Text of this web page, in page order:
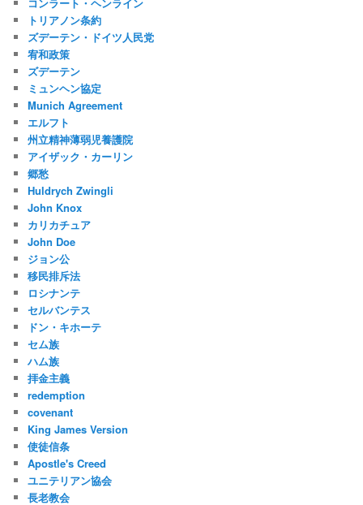
トリアノン条約
ズデーテン・ドイツ人民党
宥和政策
ズデーテン
ミュンヘン協定
Munich Agreement
エルフト
州立精神薄弱児養護院
アイザック・カーリン
郷愁
Huldrych Zwingli
John Knox
カリカチュア
John Doe
ジョン公
移民排斥法
ロシナンテ
セルバンテス
ドン・キホーテ
セム族
ハム族
拝金主義
redemption
covenant
King James Version
使徒信条
Apostle's Creed
ユニテリアン協会
長老教会